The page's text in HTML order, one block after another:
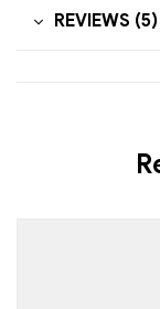
REVIEWS (5)